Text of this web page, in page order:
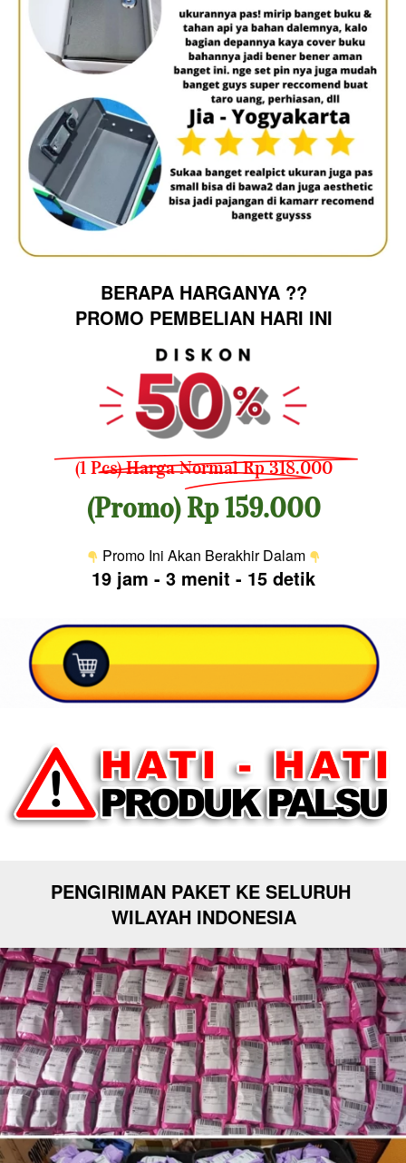
BERAPA HARGANYA ??
PROMO PEMBELIAN HARI INI
(1 Pcs) Harga Normal Rp 318.000
(Promo) Rp 159.000
Promo Ini Akan Berakhir Dalam
19 jam - 3 menit - 14 detik
PENGIRIMAN PAKET KE SELURUH
WILAYAH INDONESIA